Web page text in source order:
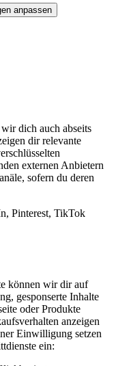
anpassen
dich auch abseits
dir relevante
externen Anbietern
sofern du deren
Pinterest, TikTok
können wir dir auf
gesponserte Inhalte
oder Produkte
anzeigen
Einwilligung setzen
ein: